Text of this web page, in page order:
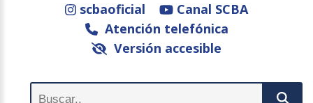
scbaoficial
Canal SCBA
Atención telefónica
Versión accesible